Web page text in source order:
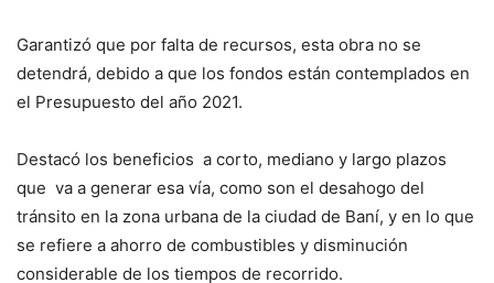
Garantizó que por falta de recursos, esta obra no se
detendrá, debido a que los fondos están contemplados en
el Presupuesto del año 2021.
Destacó los beneficios a corto, mediano y largo plazos
que va a generar esa vía, como son el desahogo del
tránsito en la zona urbana de la ciudad de Baní, y en lo que
se refiere a ahorro de combustibles y disminución
considerable de los tiempos de recorrido.